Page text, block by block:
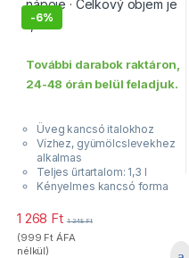
-6%
További darabok raktáron,
24-48 órán belül feladjuk.
Üveg kancsó italokhoz
Vízhez, gyümölcslevekhez
alkalmas
Teljes űrtartalom: 1,3 l
Kényelmes kancsó forma
1 268 Ft 1 348Ft
(999 Ft ÁFA
nélkül)